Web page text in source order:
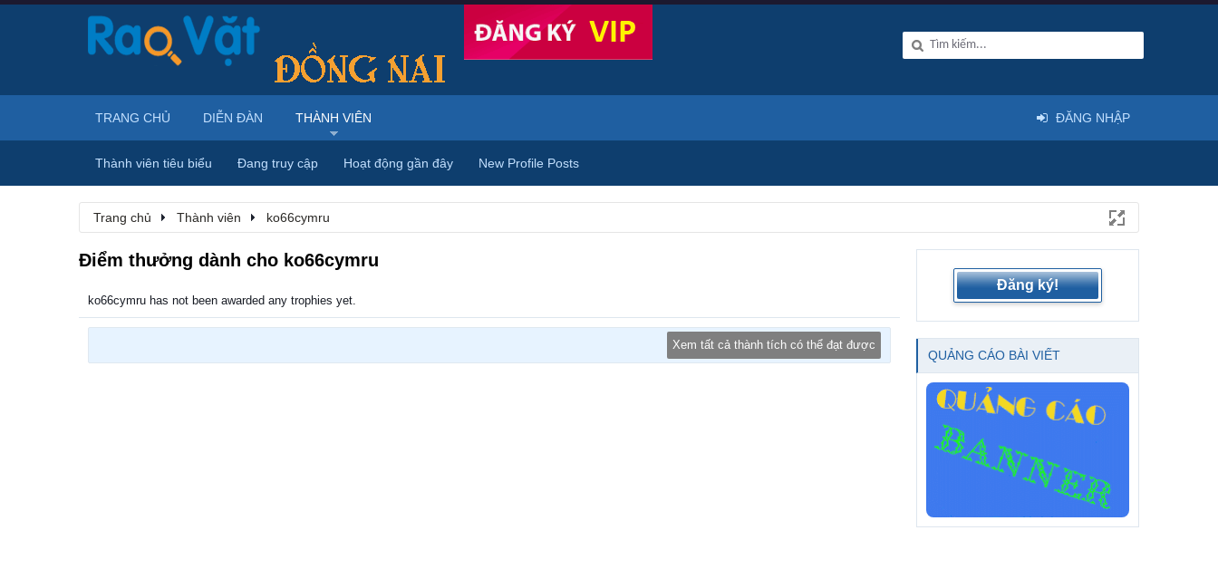
Trang chủ Thành viên ko66cymru
Điểm thưởng dành cho ko66cymru
ko66cymru has not been awarded any trophies yet.
Xem tất cả thành tích có thể đạt được
Đăng ký!
QUẢNG CÁO BÀI VIẾT
TRANG CHỦ DIỄN ĐÀN THÀNH VIÊN
Thành viên tiêu biểu Đang truy cập Hoạt động gần đây New Profile Posts
ĐĂNG NHẬP